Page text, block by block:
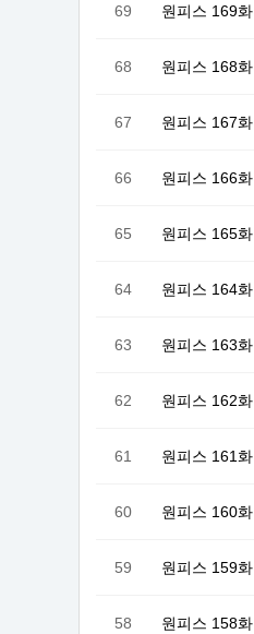
69 원피스 169화
68 원피스 168화
67 원피스 167화
66 원피스 166화
65 원피스 165화
64 원피스 164화
63 원피스 163화
62 원피스 162화
61 원피스 161화
60 원피스 160화
59 원피스 159화
58 원피스 158화